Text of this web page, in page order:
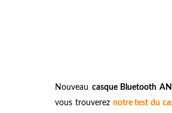
Nouveau casque Bluetooth
vous trouverez notre test du